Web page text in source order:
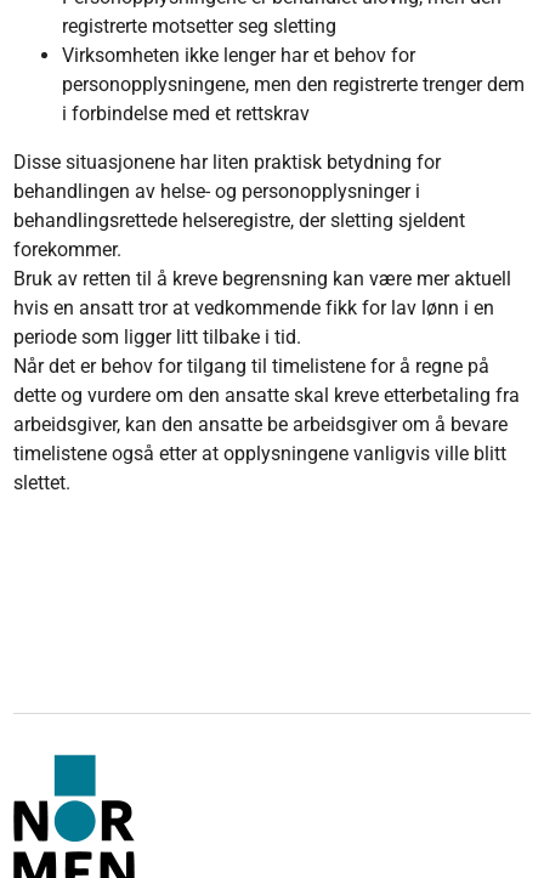
registrerte motsetter seg sletting
Virksomheten ikke lenger har et behov for
personopplysningene, men den registrerte trenger dem
i forbindelse med et rettskrav
Disse situasjonene har liten praktisk betydning for
behandlingen av helse- og personopplysninger i
behandlingsrettede helseregistre, der sletting sjeldent
forekommer.
Bruk av retten til å kreve begrensning kan være mer aktuell
hvis en ansatt tror at vedkommende fikk for lav lønn i en
periode som ligger litt tilbake i tid.
Når det er behov for tilgang til timelistene for å regne på
dette og vurdere om den ansatte skal kreve etterbetaling fra
arbeidsgiver, kan den ansatte be arbeidsgiver om å bevare
timelistene også etter at opplysningene vanligvis ville blitt
slettet.